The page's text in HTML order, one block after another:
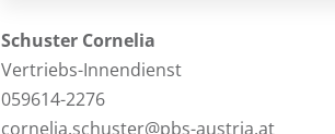
Schuster Cornelia
Vertriebs-Innendienst
059614-2276
cornelia.schuster@pbs-austria.at